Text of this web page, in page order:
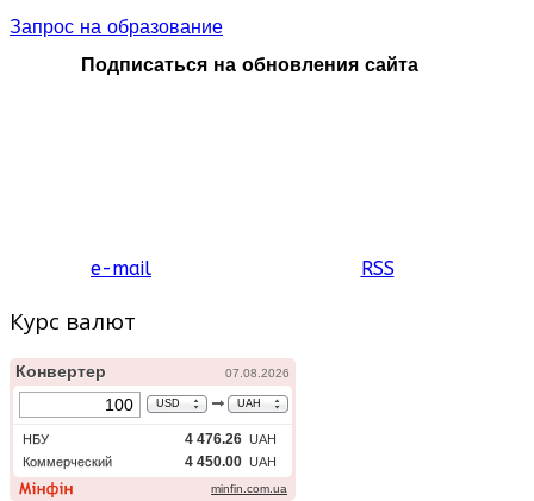
Запрос на образование
Подписаться на обновления сайта
e-mail RSS
Курс валют